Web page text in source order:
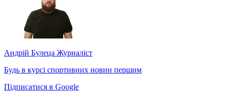
Андрій Булеца Журналіст
Будь в курсі спортивних новин першим
Підписатися в Google